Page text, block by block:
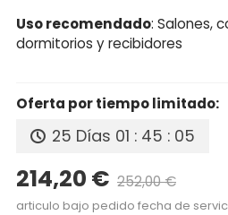
Uso recomendado: Salones,
dormitorios y recibidores
Oferta por tiempo limitado:
25 Días 01 : 45 : 04
214,20 € 252,00 €
articulo bajo pedido fecha de